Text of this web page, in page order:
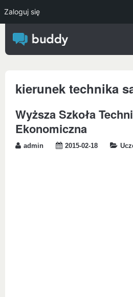
kierunek technika
Wyższa Szkoła
Ekonomiczna
admin 2015-02-18
Zaloguj się